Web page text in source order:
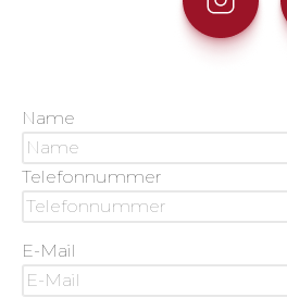
Name
Telefonnummer
E-Mail